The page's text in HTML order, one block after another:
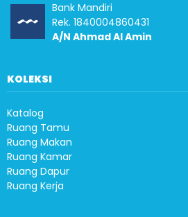
Bank Mandiri
Rek. 1840004860431
A/N Ahmad Al Amin
KOLEKSI
Katalog
Ruang Tamu
Ruang Makan
Ruang Kamar
Ruang Dapur
Ruang Kerja